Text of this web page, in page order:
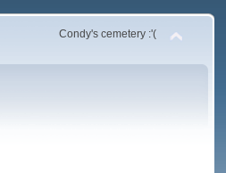
Condy's cemetery :'(